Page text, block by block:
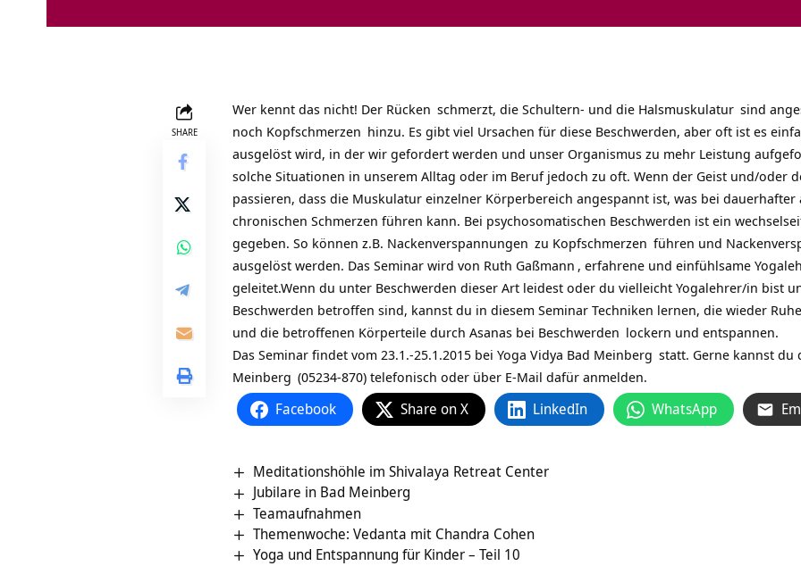
SHARE
Wer kennt das nicht! Der Rücken schmerzt, die Schultern- und die Halsmuskulatur sind
noch Kopfschmerzen hinzu. Es gibt viel Ursachen für diese Beschwerden, aber oft ist es
ausgelöst wird, in der wir gefordert werden und unser Organismus zu mehr Leistung
solche Situationen in unserem Alltag oder im Beruf jedoch zu oft. Wenn der Geist und/oder
passieren, dass die Muskulatur einzelner Körperbereich angespannt ist, was bei
chronischen Schmerzen führen kann. Bei psychosomatischen Beschwerden ist ein
gegeben. So können z.B. Nackenverspannungen zu Kopfschmerzen führen und
ausgelöst werden. Das Seminar wird von Ruth Gaßmann , erfahrene und einfühlsame
geleitet.Wenn du unter Beschwerden dieser Art leidest oder du vielleicht Yogalehrer/in bist
Beschwerden betroffen sind, kannst du in diesem Seminar Techniken lernen, die wieder
und die betroffenen Körperteile durch Asanas bei Beschwerden lockern und entspannen.
Das Seminar findet vom 23.1.-25.1.2015 bei Yoga Vidya Bad Meinberg statt. Gerne kannst
Meinberg (05234-870) telefonisch oder über E-Mail dafür anmelden.
Facebook Share on X LinkedIn WhatsApp
Meditationshöhle im Shivalaya Retreat Center
Jubilare in Bad Meinberg
Teamaufnahmen
Themenwoche: Vedanta mit Chandra Cohen
Yoga und Entspannung für Kinder – Teil 10